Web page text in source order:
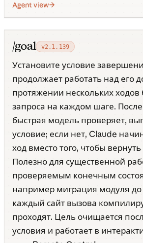
Agent view
/goal v2.1.139
Установите условие
продолжает работать над его
протяжении нескольких ходов
запроса на каждом шаге.
быстрая модель проверяет,
условие; если нет, Claude
ход вместо того, чтобы
Полезно для существенной
проверяемым конечным
например миграция модуля до
каждый сайт вызова
проходят. Цель очищается
условия и работает в